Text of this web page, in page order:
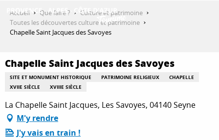
contenu
QUE FAIRE ?
SÉJOURNER
Accueil Que faire ?
Culture et patrimoine
Toutes les découvertes culture et patrimoine
Chapelle Saint Jacques des Savoyes
Chapelle Saint Jacques des Savoyes
SITE ET MONUMENT HISTORIQUE PATRIMOINE RELIGIEUX
CHAPELLE
XVIIE SIÈCLE
XVIIIE SIÈCLE
La Chapelle Saint Jacques, Les Savoyes, 04140 Seyne
M'y rendre
J'y vais en train !